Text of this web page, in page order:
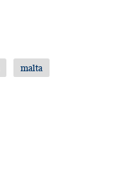
malta